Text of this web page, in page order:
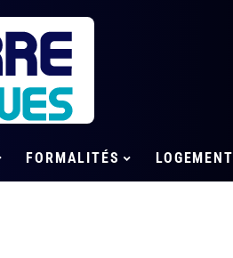
FORMALITÉS LOGEMENT